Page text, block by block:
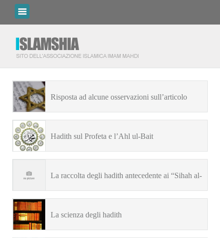
Risposta ad alcune osservazioni sull’articolo
Hadith sul Profeta e l’Ahl ul-Bait
La raccolta degli hadith antecedente ai “Sihah al-
La scienza degli hadith